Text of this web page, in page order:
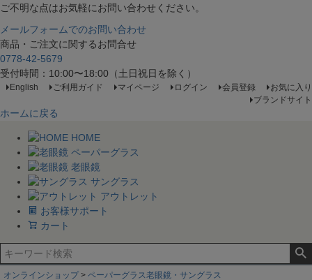
ご不明な点はお気軽にお問い合わせください。
メールフォームでのお問い合わせ
商品・ご注文に関するお問合せ
0778-42-5679
受付時間：10:00〜18:00（土日祝日を除く）
English ご利用ガイド マイページ ログイン 会員登録
お気に入り
ブランドサイト
ホームに戻る
HOME
ペーパーグラス
老眼鏡
サングラス
アウトレット
お客様サポート
カート
オンラインショップ
ペーパーグラス老眼鏡・サングラス